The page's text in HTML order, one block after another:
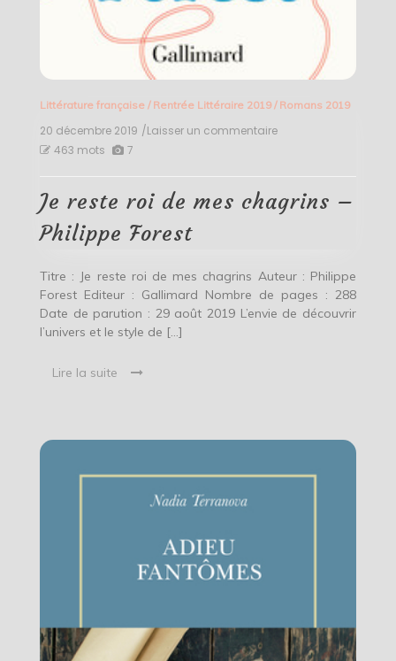
Littérature française/ Rentrée Littéraire 2019/ Romans 2019
20 décembre 2019 /Laisser un commentaireon
mes
Forest
463 mots 7
Je reste roi de mes chagrins –
Philippe Forest
Titre : Je reste roi de mes chagrins Auteur : Philippe
Forest Editeur : Gallimard Nombre de pages : 288
Date de parution : 29 août 2019 L’envie de découvrir
l’univers et le style de […]
Lire la suite